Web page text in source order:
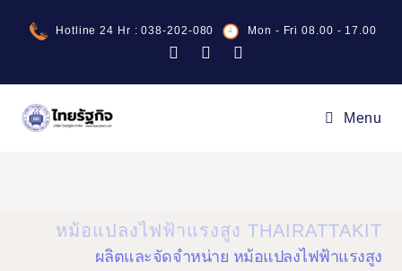
Hotline 24 Hr : 038-202-080 Mon - Fri 08.00 - 17.00
Menu
หม้อแปลงไฟฟ้าแรงสูง THAIRATTAKIT
ผลิตและจัดจำหน่าย หม้อแปลงไฟฟ้าแรงสูง